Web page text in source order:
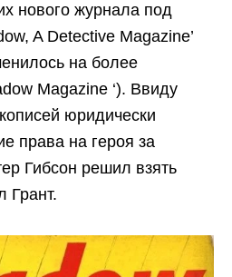
нового журнала под
A Detective Magazine’
на более
Magazine ‘). Ввиду
юридически
права на героя за
Гибсон решил взять
Грант.